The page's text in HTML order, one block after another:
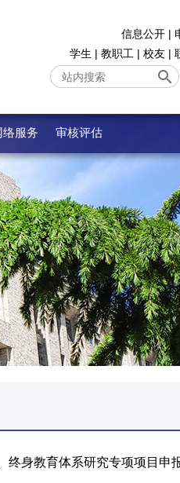
信息公开 |
学生 | 教职工 | 校友 |
络服务 审核评估
终身教育体系研究专项项目申